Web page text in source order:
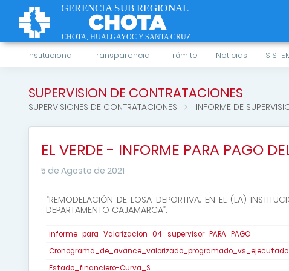
Institucional Transparencia Trámite Noticias
SUPERVISION DE CONTRATACIONES
SUPERVISIONES DE CONTRATACIONES INFORME DE
EL VERDE - INFORME PARA PAGO
5 de Agosto de 2021
“REMODELACIÓN DE LOSA DEPORTIVA; EN EL (LA)
DEPARTAMENTO CAJAMARCA”.
informe_para_Valorizacion_04_supervisor_PARA_PAGO
Cronograma_de_avance_valorizado_programado_vs_ejecutado_
Estado_financiero-Curva_S